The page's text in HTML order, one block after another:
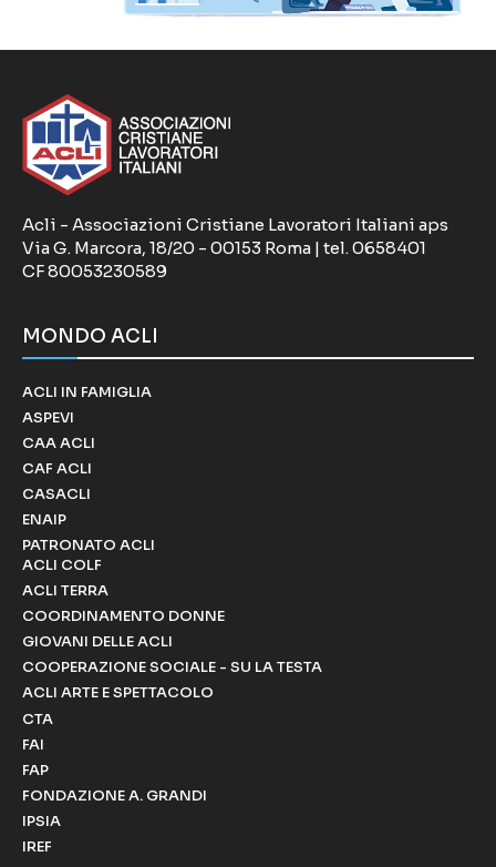
Acli - Associazioni Cristiane Lavoratori Italiani aps
Via G. Marcora, 18/20 - 00153 Roma | tel. 0658401
CF 80053230589
MONDO ACLI
ACLI IN FAMIGLIA
ASPEVI
CAA ACLI
CAF ACLI
CASACLI
ENAIP
PATRONATO ACLI
ACLI COLF
ACLI TERRA
COORDINAMENTO DONNE
GIOVANI DELLE ACLI
COOPERAZIONE SOCIALE - SU LA TESTA
ACLI ARTE E SPETTACOLO
CTA
FAI
FAP
FONDAZIONE A. GRANDI
IPSIA
IREF